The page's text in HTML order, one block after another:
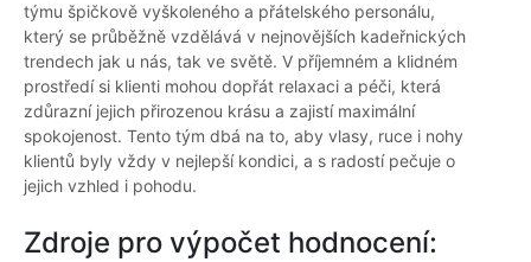
týmu špičkově vyškoleného a přátelského personálu,
který se průběžně vzdělává v nejnovějších kadeřnických
trendech jak u nás, tak ve světě. V příjemném a klidném
prostředí si klienti mohou dopřát relaxaci a péči, která
zdůrazní jejich přirozenou krásu a zajistí maximální
spokojenost. Tento tým dbá na to, aby vlasy, ruce i nohy
klientů byly vždy v nejlepší kondici, a s radostí pečuje o
jejich vzhled i pohodu.
Zdroje pro výpočet hodnocení: